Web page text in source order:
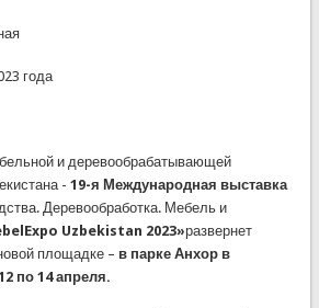
года
и деревообрабатывающей
- 19-я Международная выставка
Деревообработка. Мебель и
Uzbekistan 2023»развернет
площадке – в парке Анхор в
по 14 апреля.